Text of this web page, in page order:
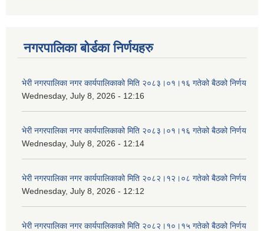
नगरपालिका बोर्डका निर्णयहरु
भेरी नगरपालिका नगर कार्यपालिकाको मिति २०८३।०१।१६ गतेको बैठको निर्णय
Wednesday, July 8, 2026 - 12:16
भेरी नगरपालिका नगर कार्यपालिकाको मिति २०८३।०१।१६ गतेको बैठको निर्णय
Wednesday, July 8, 2026 - 12:14
भेरी नगरपालिका नगर कार्यपालिकाको मिति २०८२।१२।०८ गतेको बैठको निर्णय
Wednesday, July 8, 2026 - 12:12
भेरी नगरपालिका नगर कार्यपालिकाको मिति २०८२।१०।१५ गतेको बैठको निर्णय